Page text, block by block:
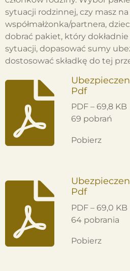
sytuacji rodzinnej, czy masz
współmałżonka/partnera,
dobrać pakiet, który
sytuacji, dopasować sumy
dostosować składkę do tej
Pdf
PDF – 69,8 KB
69 pobrań
Pobierz
Pdf
PDF – 69,0 KB
64 pobrania
Pobierz